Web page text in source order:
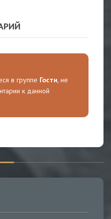
в группе Гости, не
к данной